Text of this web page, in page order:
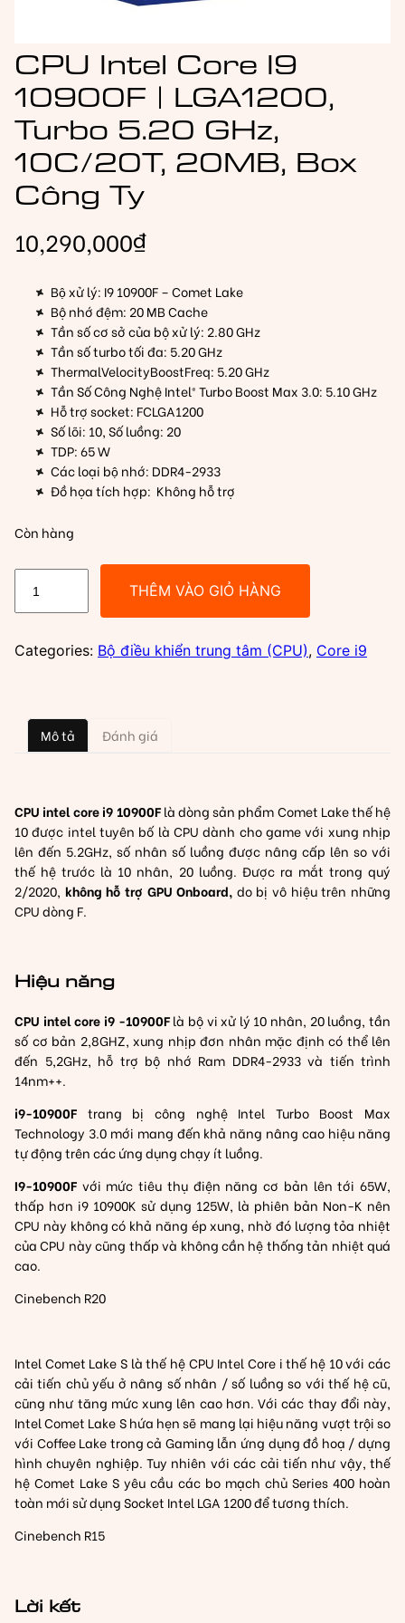
CPU Intel Core I9
10900F | LGA1200,
Turbo 5.20 GHz,
10C/20T, 20MB, Box
Công Ty
10,290,000₫
Bộ xử lý: I9 10900F – Comet Lake
Bộ nhớ đệm: 20 MB Cache
Tần số cơ sở của bộ xử lý: 2.80 GHz
Tần số turbo tối đa: 5.20 GHz
ThermalVelocityBoostFreq: 5.20 GHz
Tần Số Công Nghệ Intel® Turbo Boost Max 3.0: 5.10 GHz
Hỗ trợ socket: FCLGA1200
Số lõi: 10, Số luồng: 20
TDP: 65 W
Các loại bộ nhớ: DDR4-2933
Đồ họa tích hợp: Không hỗ trợ
Còn hàng
Intel
I9
LGA1200,
Turbo
10C/20T,
20MB,
Box
Công
Ty
số
THÊM VÀO GIỎ HÀNG
Categories: Bộ điều khiển trung tâm (CPU), Core i9
Mô tả Đánh giá
CPU intel core i9 10900Flà dòng sản phẩm Comet Lake thế hệ
10 được intel tuyên bố là CPU dành cho game với xung nhịp
lên đến 5.2GHz, số nhân số luồng được nâng cấp lên so với
thế hệ trước là 10 nhân, 20 luồng. Được ra mắt trong quý
2/2020, không hỗ trợ GPU Onboard, do bị vô hiệu trên những
CPU dòng F.
Hiệu năng
CPU intel core i9 -10900Flà bộ vi xử lý 10 nhân, 20 luồng, tần
số cơ bản 2,8GHZ, xung nhịp đơn nhân mặc định có thể lên
đến 5,2GHz, hỗ trợ bộ nhớ Ram DDR4-2933 và tiến trình
14nm++.
i9-10900F trang bị công nghệ Intel Turbo Boost Max
Technology 3.0 mới mang đến khả năng nâng cao hiệu năng
tự động trên các ứng dụng chạy ít luồng.
I9-10900F với mức tiêu thụ điện năng cơ bản lên tới 65W,
thấp hơn i9 10900K sử dụng 125W, là phiên bản Non-K nên
CPU này không có khả năng ép xung, nhờ đó lượng tỏa nhiệt
của CPU này cũng thấp và không cần hệ thống tản nhiệt quá
cao.
Cinebench R20
Intel Comet Lake S là thế hệ CPU Intel Core i thế hệ 10 với các
cải tiến chủ yếu ở nâng số nhân / số luồng so với thế hệ cũ,
cũng như tăng mức xung lên cao hơn. Với các thay đổi này,
Intel Comet Lake S hứa hẹn sẽ mang lại hiệu năng vượt trội so
với Coffee Lake trong cả Gaming lẫn ứng dụng đồ hoạ / dựng
hình chuyên nghiệp. Tuy nhiên với các cải tiến như vậy, thế
hệ Comet Lake S yêu cầu các bo mạch chủ Series 400 hoàn
toàn mới sử dụng Socket Intel LGA 1200 để tương thích.
Cinebench R15
Lời kết